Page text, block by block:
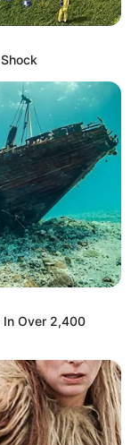
Affiliate-
gebucht oder
ohne dass sich
In Over 2,400